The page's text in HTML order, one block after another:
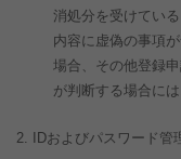
消処分を受けてい
内容に虚偽の事項
場合、その他登録
が判断する場合に
IDおよびパスワード管